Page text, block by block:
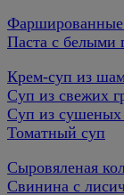
Паста с белыми
Крем-суп из
Суп из свежих
Суп из сушеных
Томатный суп
Сыровяленая
Свинина с